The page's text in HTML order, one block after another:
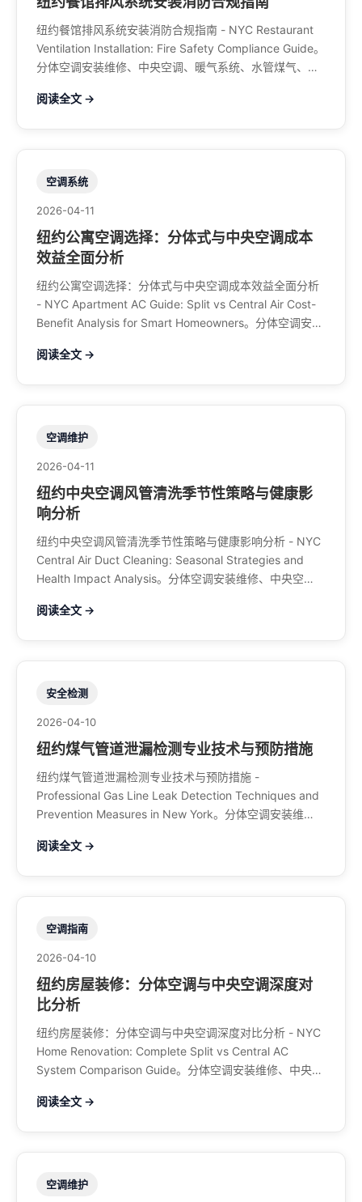
纽约餐馆排风系统安装消防合规指南 - NYC Restaurant
Ventilation Installation: Fire Safety Compliance Guide。
分体空调安装维修、中央空调、暖气系统、水管煤气、餐
阅读全文 →
空调系统
2026-04-11
纽约公寓空调选择：分体式与中央空调成本
效益全面分析
纽约公寓空调选择：分体式与中央空调成本效益全面分析
- NYC Apartment AC Guide: Split vs Central Air Cost-
Benefit Analysis for Smart Homeowners。分体空调安装
拉充电桩。电话：929-708-8979
阅读全文 →
空调维护
2026-04-11
纽约中央空调风管清洗季节性策略与健康影
响分析
纽约中央空调风管清洗季节性策略与健康影响分析 - NYC
Central Air Duct Cleaning: Seasonal Strategies and
Health Impact Analysis。分体空调安装维修、中央空
话：929-708-8979
阅读全文 →
安全检测
2026-04-10
纽约煤气管道泄漏检测专业技术与预防措施
纽约煤气管道泄漏检测专业技术与预防措施 -
Professional Gas Line Leak Detection Techniques and
Prevention Measures in New York。分体空调安装维
充电桩。电话：929-708-8979
阅读全文 →
空调指南
2026-04-10
纽约房屋装修：分体空调与中央空调深度对
比分析
纽约房屋装修：分体空调与中央空调深度对比分析 - NYC
Home Renovation: Complete Split vs Central AC
System Comparison Guide。分体空调安装维修、中央空
话：929-708-8979
阅读全文 →
空调维护